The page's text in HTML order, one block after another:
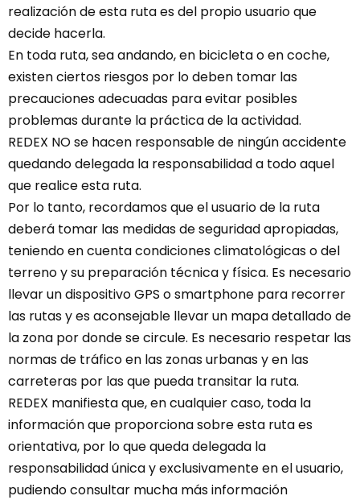
realización de esta ruta es del propio usuario que
decide hacerla.
En toda ruta, sea andando, en bicicleta o en coche,
existen ciertos riesgos por lo deben tomar las
precauciones adecuadas para evitar posibles
problemas durante la práctica de la actividad.
REDEX NO se hacen responsable de ningún accidente
quedando delegada la responsabilidad a todo aquel
que realice esta ruta.
Por lo tanto, recordamos que el usuario de la ruta
deberá tomar las medidas de seguridad apropiadas,
teniendo en cuenta condiciones climatológicas o del
terreno y su preparación técnica y física. Es necesario
llevar un dispositivo GPS o smartphone para recorrer
las rutas y es aconsejable llevar un mapa detallado de
la zona por donde se circule. Es necesario respetar las
normas de tráfico en las zonas urbanas y en las
carreteras por las que pueda transitar la ruta.
REDEX manifiesta que, en cualquier caso, toda la
información que proporciona sobre esta ruta es
orientativa, por lo que queda delegada la
responsabilidad única y exclusivamente en el usuario,
pudiendo consultar mucha más información